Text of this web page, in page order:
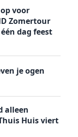
voor
Zomertour
dag feest
je ogen
alleen
Huis viert